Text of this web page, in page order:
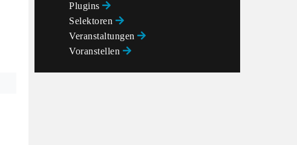
Plugins
Selektoren
Veranstaltungen
Voranstellen